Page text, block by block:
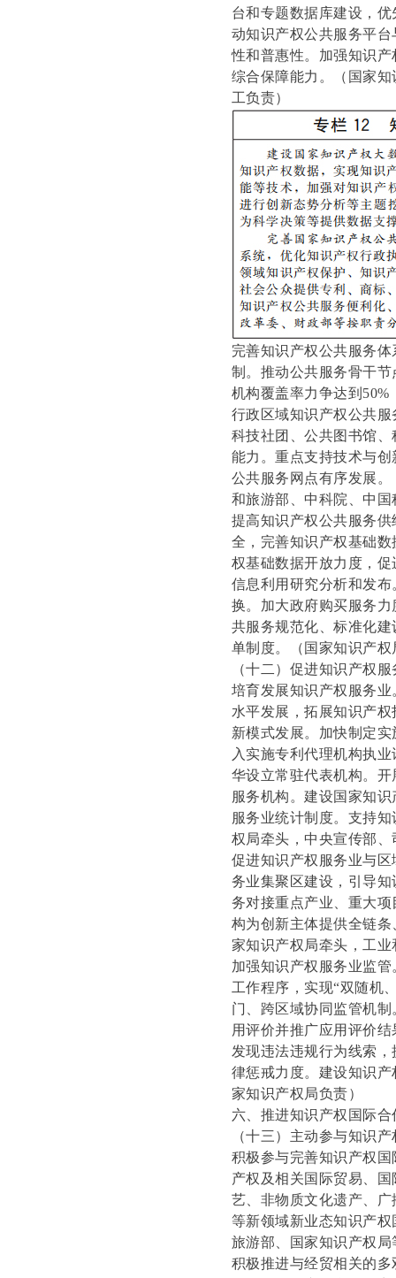
台和专题数据库建设，
动知识产权公共服务平
性和普惠性。加强知识
综合保障能力。
（国家
工负责）
完善知识产权公共服务
制。推动公共服务骨干
机构覆盖率力争达到
行政区域知识产权公共
科技社团、公共图书馆
能力。重点支持技术与
公共服务网点有序发展。
和旅游部、中科院、中
提高知识产权公共服务
全，完善知识产权基础
权基础数据开放力度，
信息利用研究分析和发
换。加大政府购买服务
共服务规范化、标准化
单制度。
（国家知识产
（十二）促进知识产权
培育发展知识产权服务
水平发展，拓展知识产
新模式发展。加快制定
入实施专利代理机构执
华设立常驻代表机构。
服务机构。建设国家知
服务业统计制度。支持
权局牵头，中央宣传部
促进知识产权服务业与
务业集聚区建设，引导
务对接重点产业、重大
构为创新主体提供全链
家知识产权局牵头，工
加强知识产权服务业监
工作程序，实现“双随机
门、跨区域协同监管机
用评价并推广应用评价
发现违法违规行为线索
律惩戒力度。建设知识
家知识产权局负责）
六、推进知识产权国际
（十三）主动参与知识
积极参与完善知识产权
产权及相关国际贸易、
艺、非物质文化遗产、
等新领域新业态知识产
旅游部、国家知识产权
积极推进与经贸相关的